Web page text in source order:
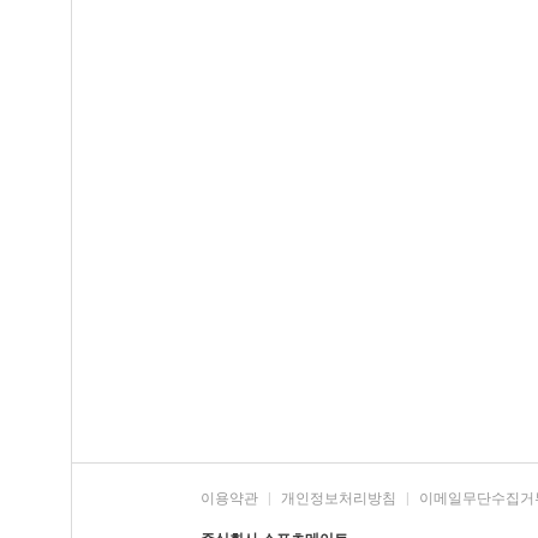
이용약관 개인정보처리방침 이메일무단수집거